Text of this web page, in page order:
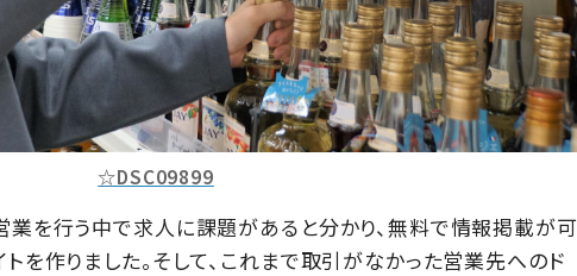
☆DSC09899
を行う中で求人に課題があると分かり、無料で情報掲載が可
を作りました。そして、これまで取引がなかった営業先へのド